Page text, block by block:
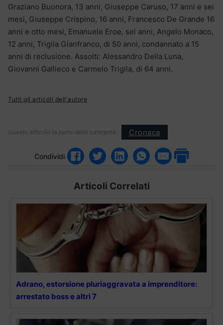
Graziano Buonora, 13 anni, Giuseppe Caruso, 17 anni e sei
mesi, Giuseppe Crispino, 16 anni, Francesco De Grande 16
anni e otto mesi, Emanuele Eroe, sei anni, Angelo Monaco,
12 anni, Trigila Gianfranco, di 50 anni, condannato a 15
anni di reclusione. Assolti: Alessandro Della Luna,
Giovanni Gallieco e Carmelo Trigila, di 64 anni.
Tutti gli articoli dell'autore
Questo articolo fa parte delle categorie: Cronaca
Condividi
Articoli Correlati
Adrano, estorsione pluriaggravata a imprenditore:
arrestato boss e altri 7